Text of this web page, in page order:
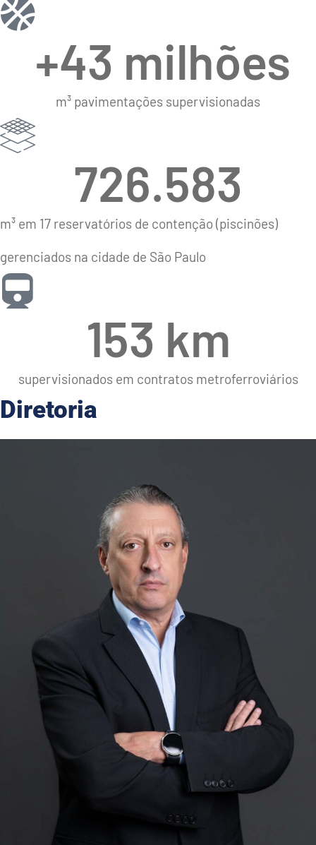
m³ pavimentações supervisionadas
+43 milhões
m³ em 17 reservatórios de contenção (piscinões)
gerenciados na cidade de São Paulo
726.583
supervisionados em contratos metroferroviários
153 km
Diretoria